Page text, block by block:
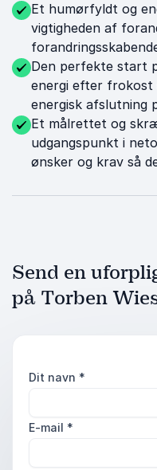
Et humørfyldt og
vigtigheden af
Den perfekte start
energi efter frokost
energisk afslutning
Et målrettet og
udgangspunkt i
ønsker og krav så
Send en
på Torben
Dit navn *
E-mail *